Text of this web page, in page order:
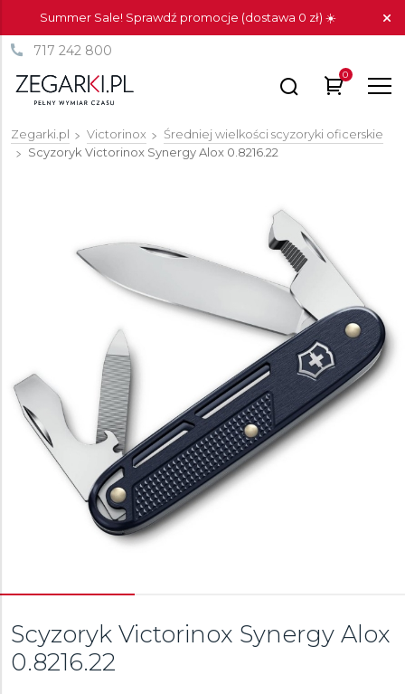
Summer Sale! Sprawdź promocje (dostawa 0 zł) ☀️
717 242 800
0
Zegarki.pl Victorinox
Średniej wielkości scyzoryki oficerskie
Scyzoryk Victorinox Synergy Alox 0.8216.22
Scyzoryk Victorinox Synergy Alox
0.8216.22